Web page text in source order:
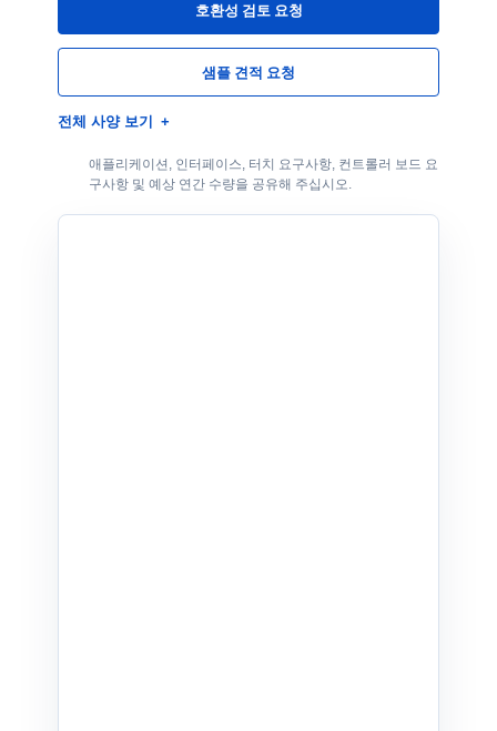
호환성 검토 요청
샘플 견적 요청
전체 사양 보기
애플리케이션, 인터페이스, 터치 요구사항, 컨트롤러 보드 요
구사항 및 예상 연간 수량을 공유해 주십시오.